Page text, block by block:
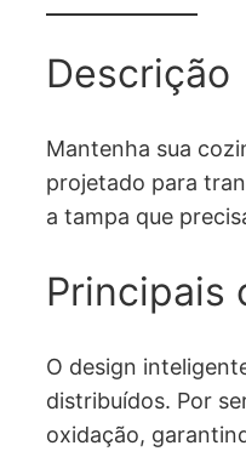
Descrição
Mantenha sua
projetado para
a tampa que
Principais
O design
distribuídos. Por
oxidação,